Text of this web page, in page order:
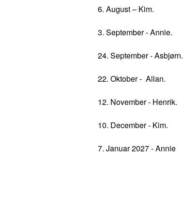
6. August – Kim.
3. September - Annie.
24. September - Asbjørn.
22. Oktober -  Allan.
12. November - Henrik.
10. December - Kim.
7. Januar 2027 - Annie